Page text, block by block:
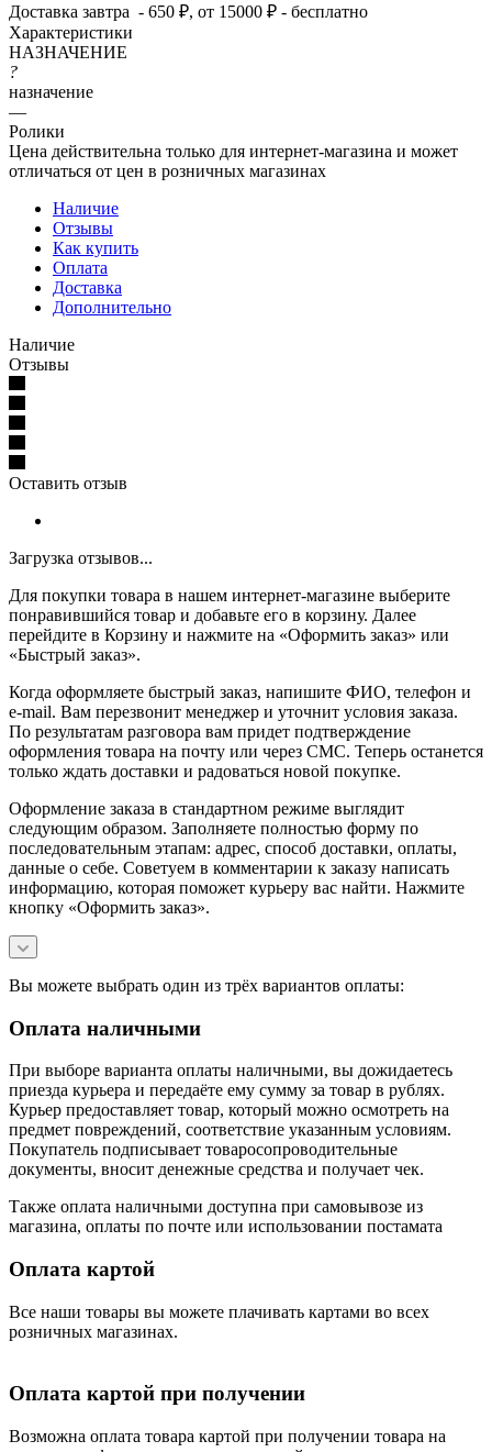
Доставка завтра - 650 ₽, от 15000 ₽ - бесплатно
Характеристики
НАЗНАЧЕНИЕ
?
назначение
—
Ролики
Цена действительна только для интернет-магазина и может
отличаться от цен в розничных магазинах
Наличие
Отзывы
Как купить
Оплата
Доставка
Дополнительно
Наличие
Отзывы
Оставить отзыв
Загрузка отзывов...
Для покупки товара в нашем интернет-магазине выберите
понравившийся товар и добавьте его в корзину. Далее
перейдите в Корзину и нажмите на «Оформить заказ» или
«Быстрый заказ».
Когда оформляете быстрый заказ, напишите ФИО, телефон и
e-mail. Вам перезвонит менеджер и уточнит условия заказа.
По результатам разговора вам придет подтверждение
оформления товара на почту или через СМС. Теперь останется
только ждать доставки и радоваться новой покупке.
Оформление заказа в стандартном режиме выглядит
следующим образом. Заполняете полностью форму по
последовательным этапам: адрес, способ доставки, оплаты,
данные о себе. Советуем в комментарии к заказу написать
информацию, которая поможет курьеру вас найти. Нажмите
кнопку «Оформить заказ».
Вы можете выбрать один из трёх вариантов оплаты:
Оплата наличными
При выборе варианта оплаты наличными, вы дожидаетесь
приезда курьера и передаёте ему сумму за товар в рублях.
Курьер предоставляет товар, который можно осмотреть на
предмет повреждений, соответствие указанным условиям.
Покупатель подписывает товаросопроводительные
документы, вносит денежные средства и получает чек.
Также оплата наличными доступна при самовывозе из
магазина, оплаты по почте или использовании постамата
Оплата картой
Все наши товары вы можете плачивать картами во всех
розничных магазинах.
Оплата картой при получении
Возможна оплата товара картой при получении товара на